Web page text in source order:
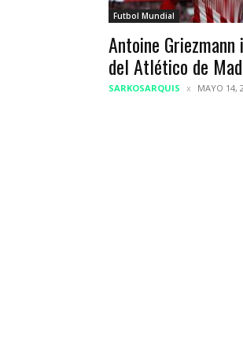
Futbol Mundial
Antoine
del Atlético de
SARKOSARQUIS MAYO 14,